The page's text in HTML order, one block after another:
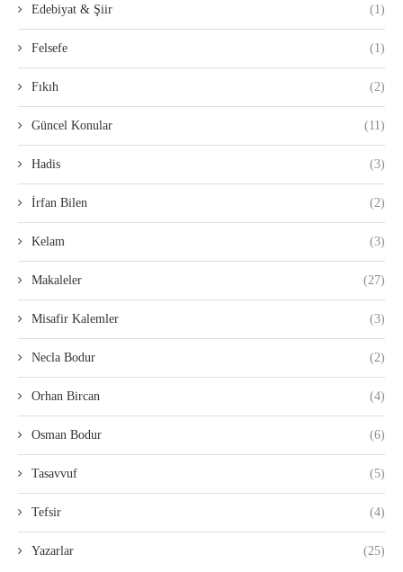
Edebiyat & Şiir (1)
Felsefe (1)
Fıkıh (2)
Güncel Konular (11)
Hadis (3)
İrfan Bilen (2)
Kelam (3)
Makaleler (27)
Misafir Kalemler (3)
Necla Bodur (2)
Orhan Bircan (4)
Osman Bodur (6)
Tasavvuf (5)
Tefsir (4)
Yazarlar (25)